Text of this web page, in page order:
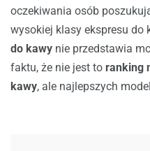
oczekiwania osób
wysokiej klasy ekspresu do
do kawy nie przedstawia
faktu, że nie jest to ranking
kawy, ale najlepszych